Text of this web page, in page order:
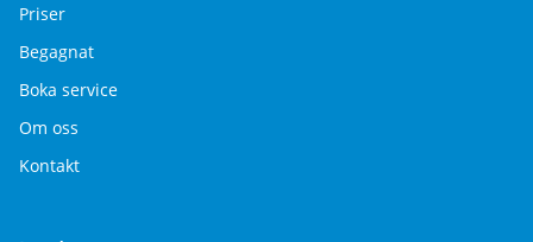
Priser
Begagnat
Boka service
Om oss
Kontakt